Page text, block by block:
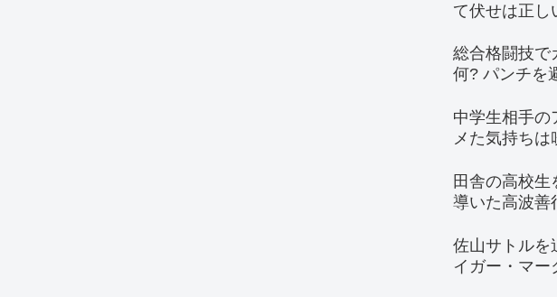
て伏せは正し
総合格闘技で
何? パンチを
中学生相手
メた気持ちは
田舎の高校生
導いた高波善
佐山サトルを
イガー・マー